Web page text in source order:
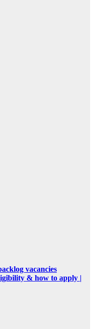
vacancies
& how to apply |